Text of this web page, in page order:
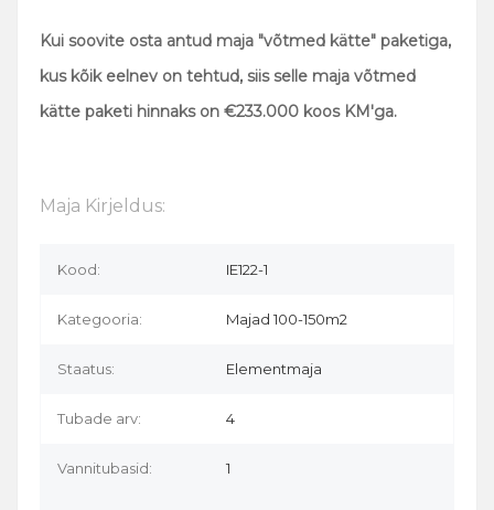
Kui soovite osta antud maja "võtmed kätte" paketiga,
kus kõik eelnev on tehtud, siis selle maja võtmed
kätte paketi hinnaks on €233.000 koos KM'ga.
Maja Kirjeldus:
Kood: IE122-1
Kategooria: Majad 100-150m2
Staatus: Elementmaja
Tubade arv: 4
Vannitubasid: 1